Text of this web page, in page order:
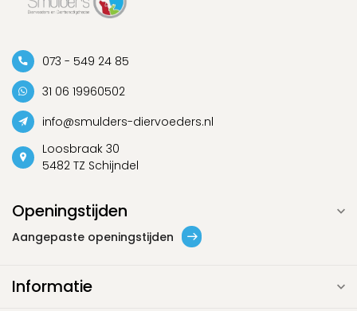
073 - 549 24 85
31 06 19960502
info@smulders-diervoeders.nl
Loosbraak 30
5482 TZ Schijndel
Openingstijden
Aangepaste openingstijden
Informatie